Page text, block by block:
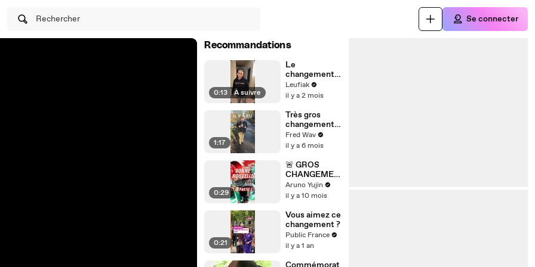
Rechercher Se connecter
Recommandations
0:13 | À suivre
Le
changement
est incroyable
🤯
Leufiak
il y a 2 mois
1:17
Très gros
changement
sur TikTok ! Ça
va changer
choses
Fred Wav
il y a 6 mois
0:29
🚨 GROS
CHANGEMEN
T ‼️🤯
Aruno Yujin
il y a 10 mois
0:21
Vous aimez ce
changement ?
Public France
il y a 1 an